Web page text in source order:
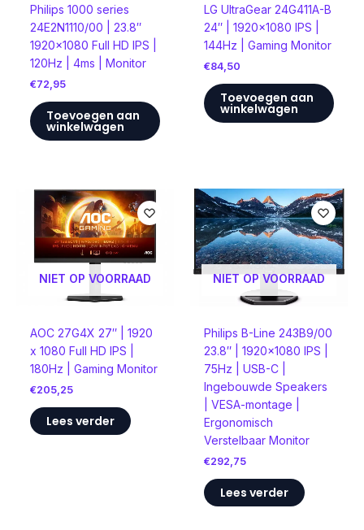
Philips 1000 series
24E2N1110/00 | 23.8″
1920×1080 Full HD IPS |
120Hz | 4ms | Monitor
€72,95
Toevoegen aan
winkelwagen
LG UltraGear 24G411A-B
24″ | 1920×1080 IPS |
144Hz | Gaming Monitor
€84,50
Toevoegen aan
winkelwagen
NIET OP VOORRAAD
AOC 27G4X 27″ | 1920
x 1080 Full HD IPS |
180Hz | Gaming Monitor
€205,25
Lees verder
NIET OP VOORRAAD
Philips B-Line 243B9/00
23.8″ | 1920×1080 IPS |
75Hz | USB-C |
Ingebouwde Speakers
| VESA-montage |
Ergonomisch
Verstelbaar Monitor
€292,75
Lees verder